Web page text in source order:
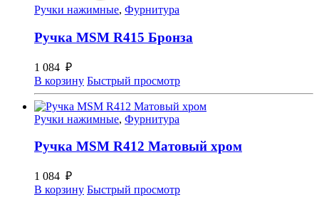
Ручки нажимные, Фурнитура
Ручка MSM R415 Бронза
1 084 ₽
В корзину Быстрый просмотр
Ручки нажимные, Фурнитура
Ручка MSM R412 Матовый хром
1 084 ₽
В корзину Быстрый просмотр